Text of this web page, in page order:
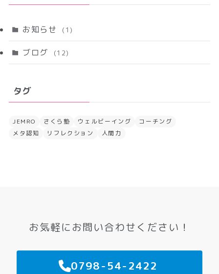
お知らせ (1)
ブログ (12)
タグ
JEMRO さくら塾 ウェルビーイング
コーチング
メタ認知
リフレクション 人間力
お気軽にお問い合わせください！
0798-54-2422